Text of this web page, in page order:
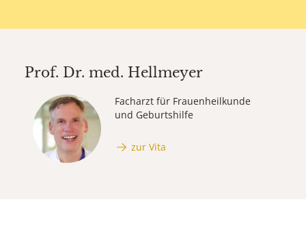
Prof. Dr. med. Hellmeyer
Facharzt für Frauenheilkunde
und Geburtshilfe
zur Vita